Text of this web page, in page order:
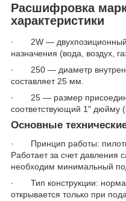
Расшифровка
характеристики
· 2W — двухпозиционный
назначения (вода, воздух,
· 250 — диаметр
составляет 25 мм.
· 25 — размер
соответствующий 1" дюйму
Основные
· Принцип работы:
Работает за счет давления
необходим минимальный
· Тип конструкции:
открывается только при